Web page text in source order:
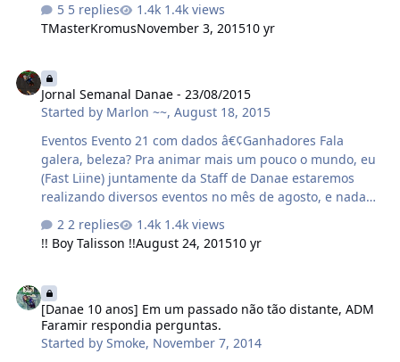
Coliseum. Ghazbaran. Bane Lord. Correções De Bugs
Créditos: Tsunade. SGM Rulex Danae. MaisOuMenos
5 replies
1.4k views
TMasterKromusNovember 3, 201510 yr
Jornal Semanal Danae - 23/08/2015
Started by Marlon ~~,August 18, 2015
Eventos Evento 21 com dados â€¢Ganhadores Fala
galera, beleza? Pra animar mais um pouco o mundo, eu
(Fast Liine) juntamente da Staff de Danae estaremos
realizando diversos eventos no mês de agosto, e nada
melhor do que começarmos com um evento bem
competitivo :D O evento terá duração de
aproximadamente uma semana, os eventos que
horários aleatórios, afim de dar chance a todos que tem
um horário de jogo diferente. O Gamemaster sempre
que presente irá anunciar o evento com [Olimpiadas],
sinalizando q…
2 replies
1.4k views
!! Boy Talisson !!August 24, 201510 yr
[Danae 10 anos] Em um passado não tão distante, ADM
Faramir respondia perguntas.
Started bySmoke, November 7, 2014